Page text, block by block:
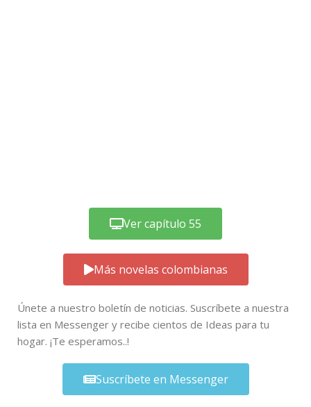
Ver capítulo 55
Más novelas colombianas
Únete a nuestro boletín de noticias. Suscríbete a nuestra
lista en Messenger y recibe cientos de Ideas para tu
hogar. ¡Te esperamos..!
Suscríbete en Messenger